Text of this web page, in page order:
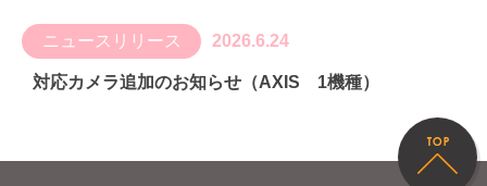
ニュースリリース 2026.6.24
対応カメラ追加のお知らせ（AXIS 1機種）